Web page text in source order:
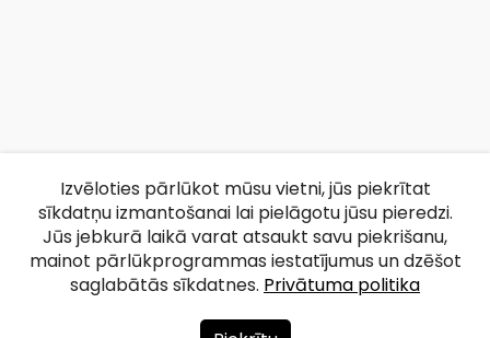
Izvēloties pārlūkot mūsu vietni, jūs piekrītat
sīkdatņu izmantošanai lai pielāgotu jūsu pieredzi.
Jūs jebkurā laikā varat atsaukt savu piekrišanu,
mainot pārlūkprogrammas iestatījumus un dzēšot
saglabātās sīkdatnes. Privātuma politika